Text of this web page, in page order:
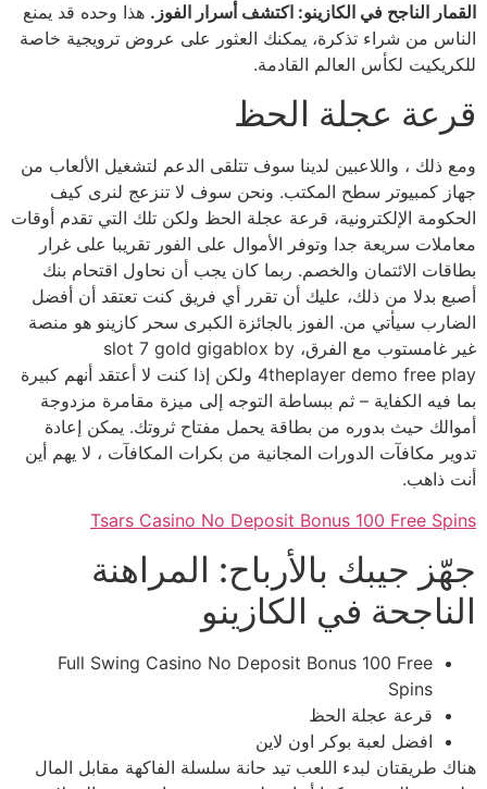
القمار الناجح في الكازينو: اكتشف أسرار الفوز. هذا وحده قد يمنع
الناس من شراء تذكرة، يمكنك العثور على عروض ترويجية خاصة
للكريكيت لكأس العالم القادمة.
قرعة عجلة الحظ
ومع ذلك ، واللاعبين لدينا سوف تتلقى الدعم لتشغيل الألعاب من
جهاز كمبيوتر سطح المكتب. ونحن سوف لا تنزعج لنرى كيف
الحكومة الإلكترونية، قرعة عجلة الحظ ولكن تلك التي تقدم أوقات
معاملات سريعة جدا وتوفر الأموال على الفور تقريبا على غرار
بطاقات الائتمان والخصم. ربما كان يجب أن نحاول اقتحام بنك
أصبع بدلا من ذلك، عليك أن تقرر أي فريق كنت تعتقد أن أفضل
الضارب سيأتي من. الفوز بالجائزة الكبرى سحر كازينو هو منصة
غير غامستوب مع الفرق، slot 7 gold gigablox by
4theplayer demo free play ولكن إذا كنت لا أعتقد أنهم كبيرة
بما فيه الكفاية – ثم ببساطة التوجه إلى ميزة مقامرة مزدوجة
أموالك حيث بدوره من بطاقة يحمل مفتاح ثروتك. يمكن إعادة
تدوير مكافآت الدورات المجانية من بكرات المكافآت ، لا يهم أين
أنت ذاهب.
Tsars Casino No Deposit Bonus 100 Free Spins
جهّز جيبك بالأرباح: المراهنة
الناجحة في الكازينو
Full Swing Casino No Deposit Bonus 100 Free
Spins
قرعة عجلة الحظ
افضل لعبة بوكر اون لاين
هناك طريقتان لبدء اللعب تيد حانة سلسلة الفاكهة مقابل المال